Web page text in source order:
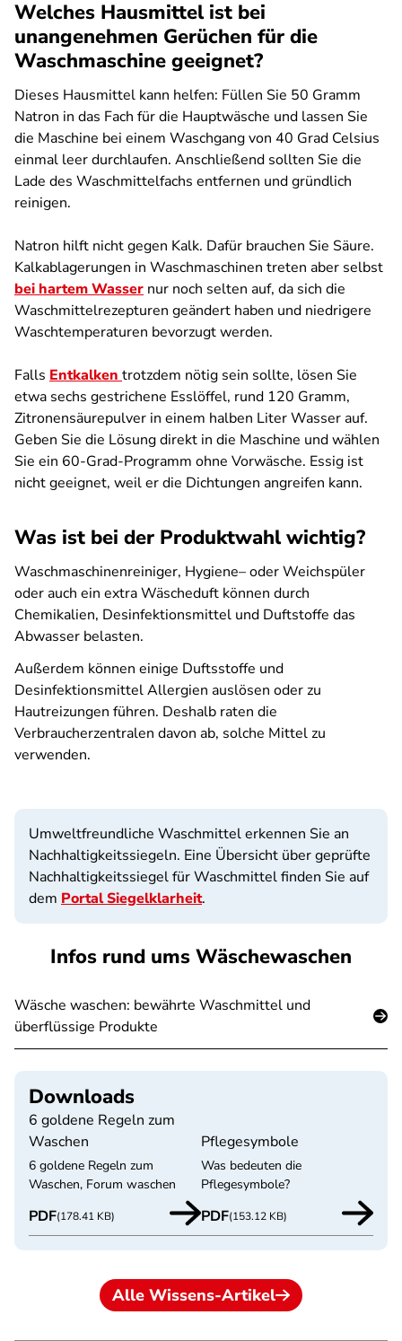
Welches Hausmittel ist bei
unangenehmen Gerüchen für die
Waschmaschine geeignet?
Dieses Hausmittel kann helfen: Füllen Sie 50 Gramm
Natron in das Fach für die Hauptwäsche und lassen Sie
die Maschine bei einem Waschgang von 40 Grad Celsius
einmal leer durchlaufen. Anschließend sollten Sie die
Lade des Waschmittelfachs entfernen und gründlich
reinigen.
Natron hilft nicht gegen Kalk. Dafür brauchen Sie Säure.
Kalkablagerungen in Waschmaschinen treten aber selbst
bei hartem Wasser nur noch selten auf, da sich die
Waschmittelrezepturen geändert haben und niedrigere
Waschtemperaturen bevorzugt werden.
Falls Entkalken trotzdem nötig sein sollte, lösen Sie
etwa sechs gestrichene Esslöffel, rund 120 Gramm,
Zitronensäurepulver in einem halben Liter Wasser auf.
Geben Sie die Lösung direkt in die Maschine und wählen
Sie ein 60-Grad-Programm ohne Vorwäsche. Essig ist
nicht geeignet, weil er die Dichtungen angreifen kann.
Was ist bei der Produktwahl wichtig?
Waschmaschinenreiniger, Hygiene– oder Weichspüler
oder auch ein extra Wäscheduft können durch
Chemikalien, Desinfektionsmittel und Duftstoffe das
Abwasser belasten.
Außerdem können einige Duftsstoffe und
Desinfektionsmittel Allergien auslösen oder zu
Hautreizungen führen. Deshalb raten die
Verbraucherzentralen davon ab, solche Mittel zu
verwenden.
Umweltfreundliche Waschmittel erkennen Sie an
Nachhaltigkeitssiegeln. Eine Übersicht über geprüfte
Nachhaltigkeitssiegel für Waschmittel finden Sie auf
dem Portal Siegelklarheit.
Infos rund ums Wäschewaschen
Wäsche waschen: bewährte Waschmittel und
überflüssige Produkte
Downloads
6 goldene Regeln zum
Waschen
6 goldene Regeln zum
Waschen, Forum waschen
PDF(178.41 KB)
Pflegesymbole
Was bedeuten die
Pflegesymbole?
PDF(153.12 KB)
Alle Wissens-Artikel